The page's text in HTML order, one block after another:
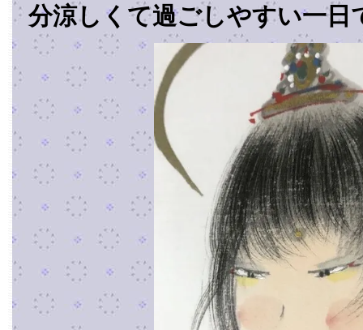
分涼しくて過ごしやすい一日